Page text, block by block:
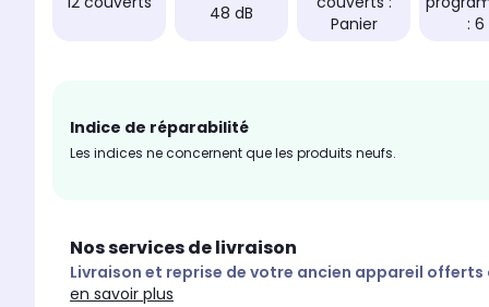
48 dB
Panier
: 6
Indice de réparabilité
Les indices ne concernent que les produits neufs.
Nos services de livraison
Livraison et reprise de votre ancien appareil
en savoir plus